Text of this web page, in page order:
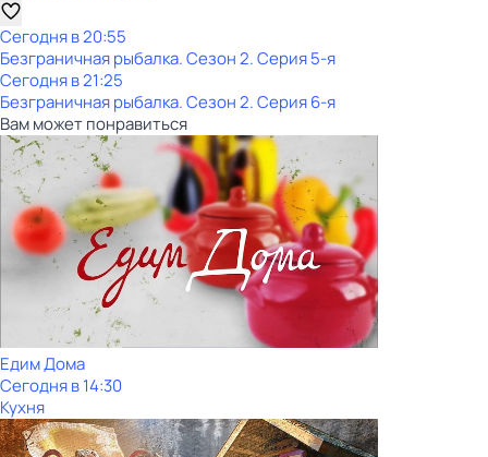
Сегодня в 20:55
Безгрaничнaя pыбалка. Сезон 2. Серия 5-я
Сегодня в 21:25
Безгрaничнaя pыбалка. Сезон 2. Серия 6-я
Вам может понравиться
Едим Дома
Сегодня в 14:30
Кухня